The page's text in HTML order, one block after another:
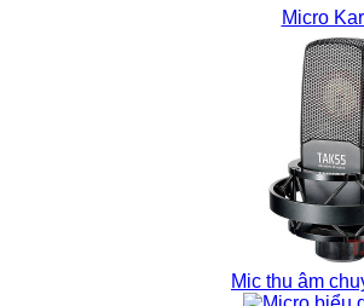
Micro
Mic thu âm